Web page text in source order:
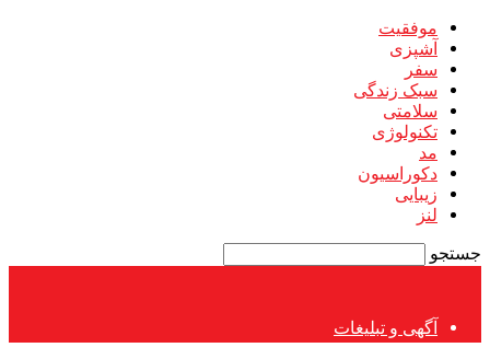
موفقیت
آشپزی
سفر
سبک زندگی
سلامتی
تکنولوژی
مد
دکوراسیون
زیبایی
لنز
جستجو
آگهی و تبلیغات